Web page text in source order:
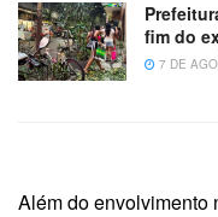
fim do
7 DE
Além do envolvimento